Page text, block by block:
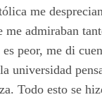
me
me admiraban
peor, me di
universidad
Todo esto se